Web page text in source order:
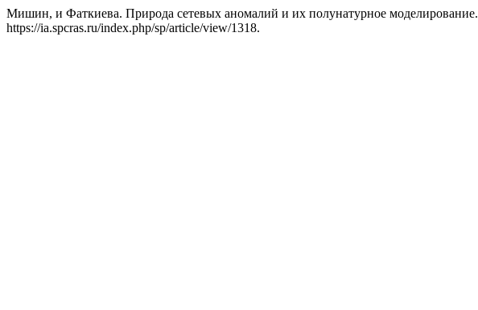
Мишин, и Фаткиева. Природа сетевых аномалий и их полунатурное моделирование.
https://ia.spcras.ru/index.php/sp/article/view/1318.